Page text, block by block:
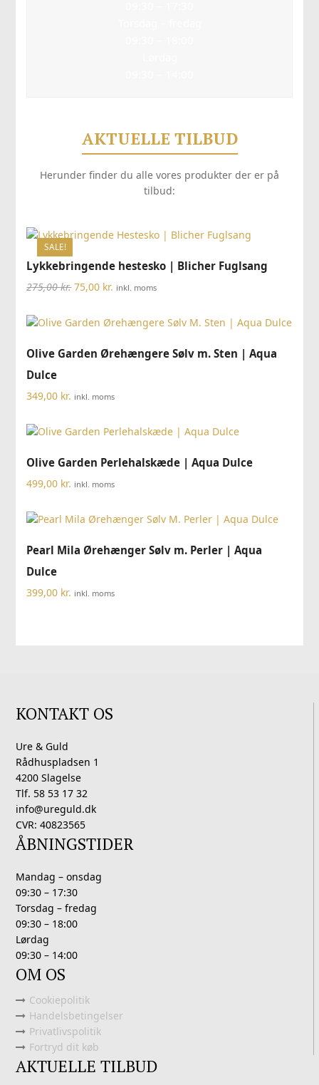
AKTUELLE TILBUD
Herunder finder du alle vores produkter der er på
tilbud:
SALE!
Lykkebringende hestesko | Blicher Fuglsang
275,00kr.Den
var:
75,00 kr. Den
er:
inkl. moms
Olive Garden Ørehængere Sølv m. Sten | Aqua
Dulce
349,00 kr. inkl. moms
Olive Garden Perlehalskæde | Aqua Dulce
499,00 kr. inkl. moms
Pearl Mila Ørehænger Sølv m. Perler | Aqua
Dulce
399,00 kr. inkl. moms
KONTAKT OS
Ure & Guld
Rådhuspladsen 1
4200 Slagelse
Tlf. 58 53 17 32
info@ureguld.dk
CVR: 40823565
ÅBNINGSTIDER
Mandag – onsdag
09:30 – 17:30
Torsdag – fredag
09:30 – 18:00
Lørdag
09:30 – 14:00
OM OS
Cookiepolitik
Handelsbetingelser
Privatlivspolitik
Fortryd dit køb
AKTUELLE TILBUD